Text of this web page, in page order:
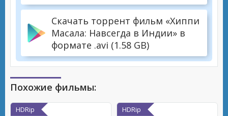
Скачать торрент фильм «Хиппи
Масала: Навсегда в Индии» в
формате .avi (1.58 GB)
Похожие фильмы:
HDRip HDRip